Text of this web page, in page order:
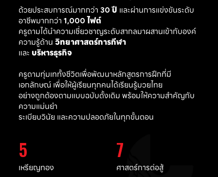
ด้วยประสบการณ์มากกว่า 30 ปี และผ่านการแข่งขันระดับ
อาชีพมากกว่า 1,000 ไฟต์
ครูดามได้นำความเชี่ยวชาญระดับสากลมาผสานเข้ากับองค์
ความรู้ด้าน วิทยาศาสตร์การกีฬา
และ บริหารธุรกิจ
ครูดามทุ่มเททั้งชีวิตเพื่อพัฒนาหลักสูตรการฝึกที่มี
เอกลักษณ์ เพื่อให้ผู้เรียนทุกคนได้เรียนรู้มวยไทย
อย่างถูกต้องตามแบบฉบับดั้งเดิม พร้อมให้ความสำคัญกับ
ความแม่นยำ
ระเบียบวินัย และความปลอดภัยในทุกขั้นตอน
5
เหรียญทอง
7
ศาสตร์การต่อสู้